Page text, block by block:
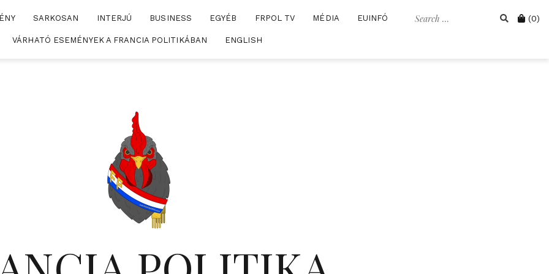
Search Cart
(0)
SARKOSAN INTERJÚ BUSINESS EGYÉB FRPOL TV MÉDIA EUINFÓ
VÁRHATÓ ESEMÉNYEK A FRANCIA POLITIKÁBAN ENGLISH